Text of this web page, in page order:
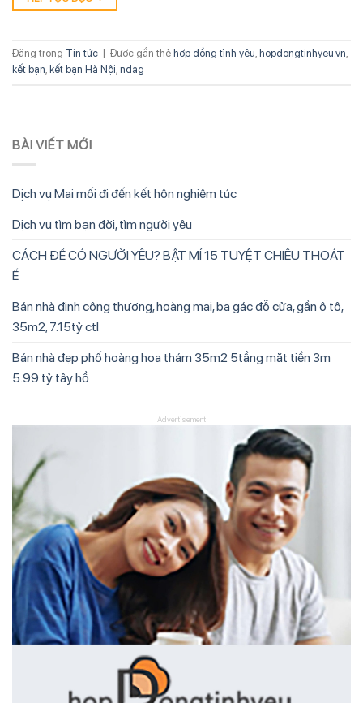
Đăng trong Tin tức Được gắn thẻ hợp đồng tình yêu hopdongtinhyeu.vn
kết bạn kết bạn Hà Nội ndag
BÀI VIẾT MỚI
Dịch vụ Mai mối đi đến kết hôn nghiêm túc
Dịch vụ tìm bạn đời, tìm người yêu
CÁCH ĐỂ CÓ NGƯỜI YÊU? BẬT MÍ 15 TUYỆT CHIÊU THOÁT
Ế
Bán nhà định công thượng, hoàng mai, ba gác đỗ cửa, gần ô tô,
35m2, 7.15tỷ ctl
Bán nhà đẹp phố hoàng hoa thám 35m2 5tầng mặt tiền 3m
5.99 tỷ tây hồ
Advertisement